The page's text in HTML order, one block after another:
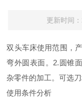
更新时间
双头车床使用范围，
弯外圆表面。2.圆锥
杂零件的加工。可选
使用条件分析